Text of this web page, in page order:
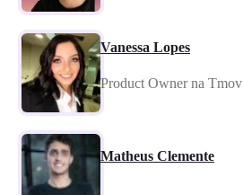
Vanessa Lopes
Product Owner na Tmov
Matheus Clemente